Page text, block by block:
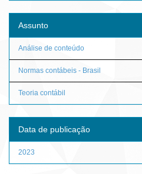
Assunto
Análise de conteúdo
Normas contábeis - Brasil
Teoria contábil
Data de publicação
2023